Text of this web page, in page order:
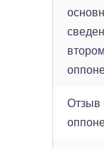
втором
Отзыв